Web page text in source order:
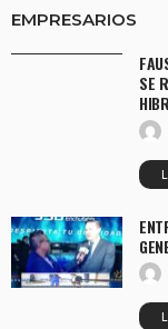
EMPRESARIOS
SE